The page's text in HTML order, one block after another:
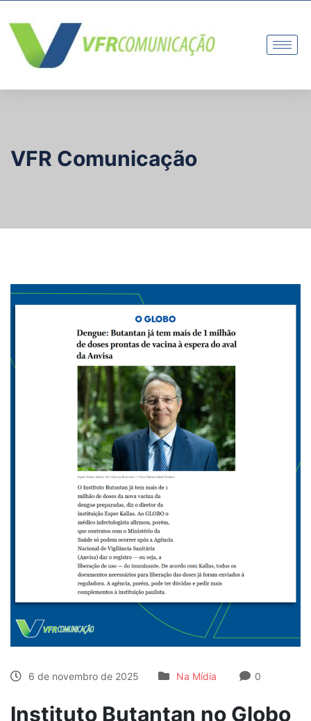
VFR Comunicação
6 de novembro de 2025 Na Mídia 0
Instituto Butantan no Globo